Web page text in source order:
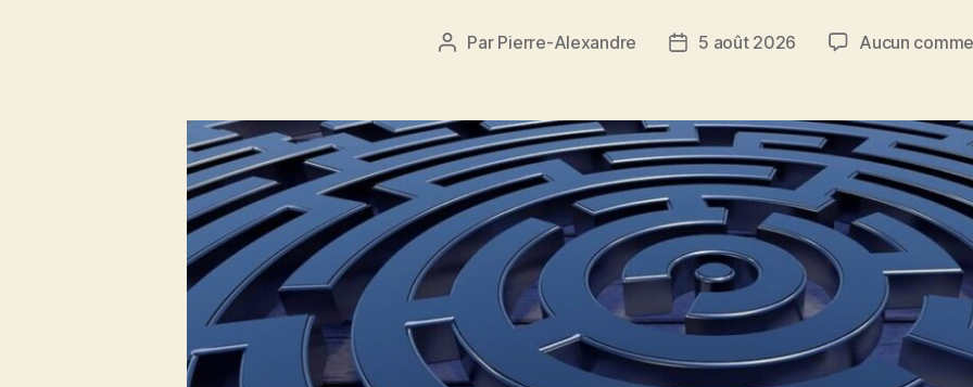
Auteur
Par Pierre-Alexandre
Date5 août 2026 Aucun